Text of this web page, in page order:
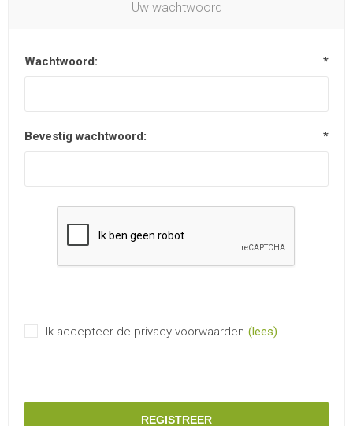
Uw wachtwoord
Wachtwoord: *
Bevestig wachtwoord: *
Ik accepteer de privacy voorwaarden (lees)
REGISTREER